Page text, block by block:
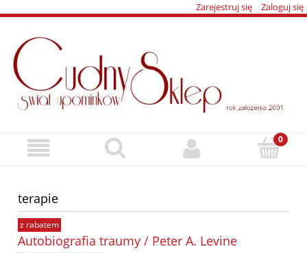
Zarejestruj się Zaloguj się
terapie
Autobiografia traumy / Peter A. Levine
z rabatem